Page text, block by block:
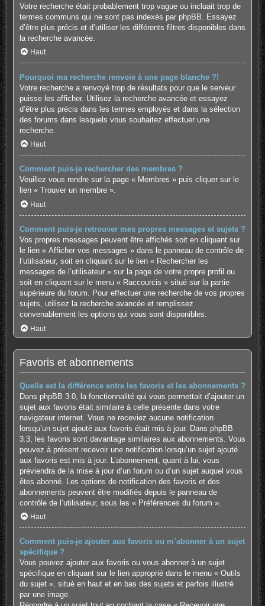
Votre recherche était probablement trop vague ou incluait trop de
termes communs qui ne sont pas indexés par phpBB. Essayez
d’être plus précis et d’utiliser les différents filtres disponibles dans
la recherche avancée.
Haut
Pourquoi ma recherche renvoie à une page blanche ?!
Votre recherche a renvoyé trop de résultats pour que le serveur
puisse les afficher. Utilisez la recherche avancée et essayez
d’être plus précis dans les termes employés et dans la sélection
des forums dans lesquels vous souhaitez effectuer une
recherche.
Haut
Comment puis-je rechercher des membres ?
Veuillez vous rendre sur la page « Membres » puis cliquer sur le
lien « Trouver un membre ».
Haut
Comment puis-je retrouver mes propres messages et sujets ?
Vos propres messages peuvent être affichés soit en cliquant sur
le lien « Afficher vos messages » dans le panneau de contrôle de
l’utilisateur, soit en cliquant sur le lien « Rechercher les
messages de l’utilisateur » sur la page de votre propre profil ou
soit en cliquant sur le menu « Raccourcis » situé sur la partie
supérieure du forum. Pour effectuer une recherche de vos propres
sujets, utilisez la recherche avancée et remplissez
convenablement les options qui vous sont disponibles.
Haut
Favoris et abonnements
Quelle est la différence entre les favoris et les abonnements ?
Dans phpBB 3.0, la fonctionnalité qui vous permettait d’ajouter un
sujet aux favoris était similaire à celle présente dans votre
navigateur internet. Vous ne receviez aucune notification
lorsqu’un sujet ajouté aux favoris était mis à jour. Dans phpBB
3.3, les favoris sont davantage similaires aux abonnements. Vous
pouvez à présent recevoir une notification lorsqu’un sujet ajouté
aux favoris est mis à jour. L’abonnement, quant à lui, vous
préviendra de la mise à jour d’un forum ou d’un sujet auquel vous
êtes abonné. Les options de notification des favoris et des
abonnements peuvent être modifiés depuis le panneau de
contrôle de l’utilisateur, sous les « Préférences du forum ».
Haut
Comment puis-je ajouter aux favoris ou m’abonner à un sujet
spécifique ?
Vous pouvez ajouter aux favoris ou vous abonner à un sujet
spécifique en cliquant sur le lien approprié dans le menu « Outils
du sujet », situé en haut et en bas des sujets et parfois illustré
par une image.